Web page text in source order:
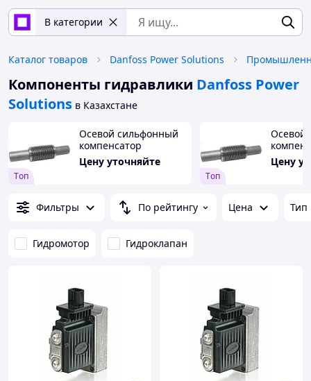
В категории
Каталог товаров Danfoss Power Solutions
Компоненты гидравлики Danfoss Power
Solutions в Казахстане
Tоп
Осевой сильфонный
компенсатор
80x10.16x60 мм
08Х18Н10Т ГОСТ Р
Цену уточняйте
Tоп
Осевой
Цену
Фильтры По рейтингу Цена Тип
Гидромотор Гидроклапан